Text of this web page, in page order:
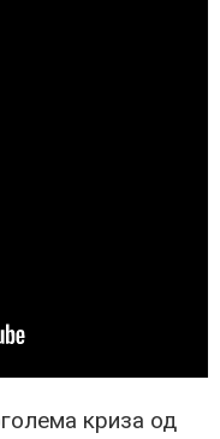
криза од